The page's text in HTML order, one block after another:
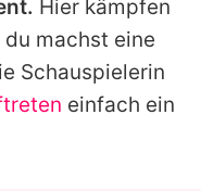
Hier kämpfen
machst eine
Schauspielerin
einfach ein